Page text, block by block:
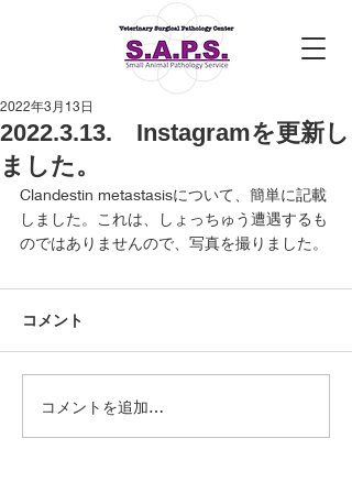
2022.3.13. Instagramを更新し
ました。
2022年3月13日
Clandestin metastasisについて、簡単に記載
しました。これは、しょっちゅう遭遇するも
のではありませんので、写真を撮りました。
コメント
コメントを追加…